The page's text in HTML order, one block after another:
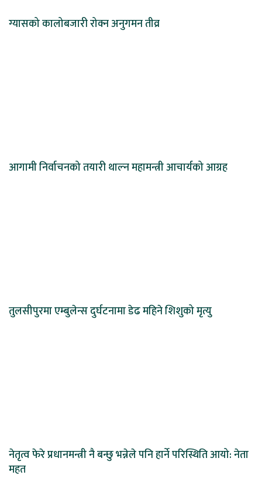
ग्यासको कालोबजारी रोक्न अनुगमन तीव्र
आगामी निर्वाचनको तयारी थाल्न महामन्त्री आचार्यको आग्रह
तुलसीपुरमा एम्बुलेन्स दुर्घटनामा डेढ महिने शिशुको मृत्यु
नेतृत्व फेरे प्रधानमन्त्री नै बन्छु भन्नेले पनि हार्ने परिस्थिति आयो: नेता
महत